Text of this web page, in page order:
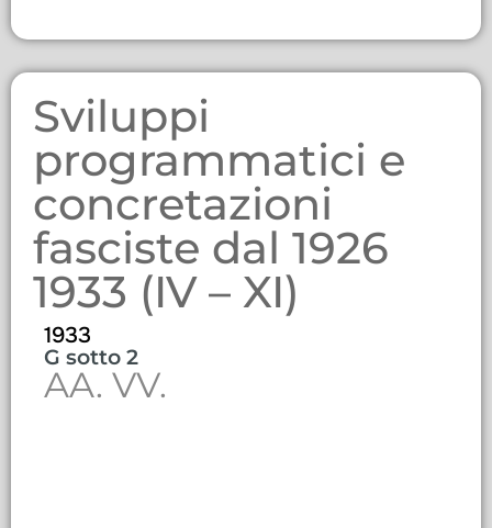
Sviluppi
programmatici e
concretazioni
fasciste dal 1926
1933 (IV – XI)
1933
G sotto 2
AA. VV.